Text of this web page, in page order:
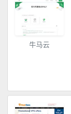
牛马云